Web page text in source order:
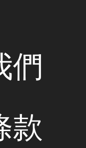
們
款